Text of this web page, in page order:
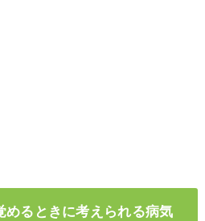
めるときに考えられる病気